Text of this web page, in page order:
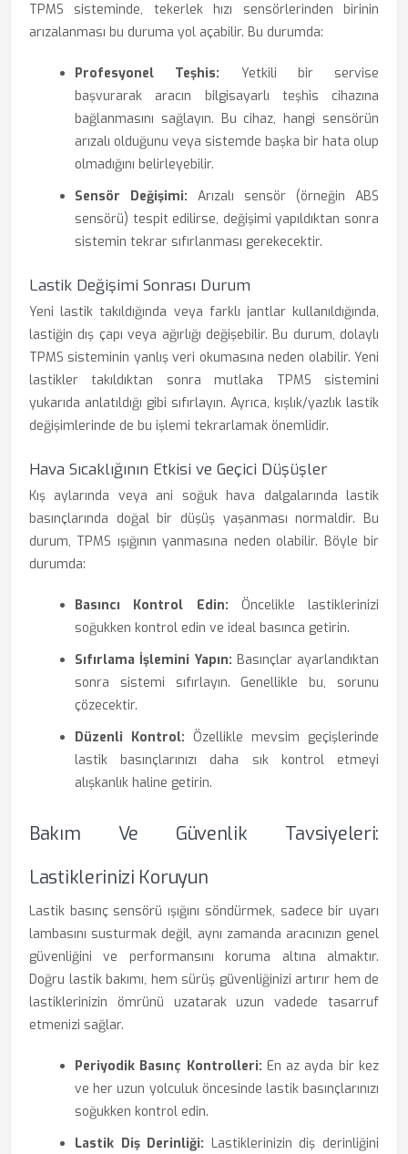
TPMS sisteminde, tekerlek hızı sensörlerinden birinin
arızalanması bu duruma yol açabilir. Bu durumda:
Profesyonel Teşhis: Yetkili bir servise
başvurarak aracın bilgisayarlı teşhis cihazına
bağlanmasını sağlayın. Bu cihaz, hangi sensörün
arızalı olduğunu veya sistemde başka bir hata olup
olmadığını belirleyebilir.
Sensör Değişimi: Arızalı sensör (örneğin ABS
sensörü) tespit edilirse, değişimi yapıldıktan sonra
sistemin tekrar sıfırlanması gerekecektir.
Lastik Değişimi Sonrası Durum
Yeni lastik takıldığında veya farklı jantlar kullanıldığında,
lastiğin dış çapı veya ağırlığı değişebilir. Bu durum, dolaylı
TPMS sisteminin yanlış veri okumasına neden olabilir. Yeni
lastikler takıldıktan sonra mutlaka TPMS sistemini
yukarıda anlatıldığı gibi sıfırlayın. Ayrıca, kışlık/yazlık lastik
değişimlerinde de bu işlemi tekrarlamak önemlidir.
Hava Sıcaklığının Etkisi ve Geçici Düşüşler
Kış aylarında veya ani soğuk hava dalgalarında lastik
basınçlarında doğal bir düşüş yaşanması normaldir. Bu
durum, TPMS ışığının yanmasına neden olabilir. Böyle bir
durumda:
Basıncı Kontrol Edin: Öncelikle lastiklerinizi
soğukken kontrol edin ve ideal basınca getirin.
Sıfırlama İşlemini Yapın: Basınçlar ayarlandıktan
sonra sistemi sıfırlayın. Genellikle bu, sorunu
çözecektir.
Düzenli Kontrol: Özellikle mevsim geçişlerinde
lastik basınçlarınızı daha sık kontrol etmeyi
alışkanlık haline getirin.
Bakım Ve Güvenlik Tavsiyeleri:
Lastiklerinizi Koruyun
Lastik basınç sensörü ışığını söndürmek, sadece bir uyarı
lambasını susturmak değil, aynı zamanda aracınızın genel
güvenliğini ve performansını koruma altına almaktır.
Doğru lastik bakımı, hem sürüş güvenliğinizi artırır hem de
lastiklerinizin ömrünü uzatarak uzun vadede tasarruf
etmenizi sağlar.
Periyodik Basınç Kontrolleri: En az ayda bir kez
ve her uzun yolculuk öncesinde lastik basınçlarınızı
soğukken kontrol edin.
Lastik Diş Derinliği: Lastiklerinizin diş derinliğini